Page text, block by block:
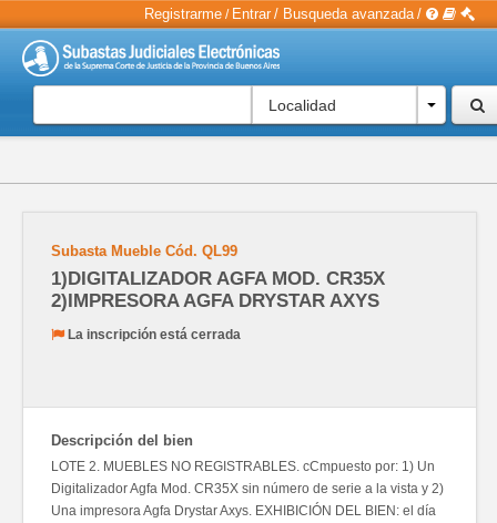
Registrarme / Entrar / Busqueda avanzada /
Localidad
Subasta Mueble Cód. QL99
1)DIGITALIZADOR AGFA MOD. CR35X
2)IMPRESORA AGFA DRYSTAR AXYS
La inscripción está cerrada
Descripción del bien
LOTE 2. MUEBLES NO REGISTRABLES. cCmpuesto por: 1) Un
Digitalizador Agfa Mod. CR35X sin número de serie a la vista y 2)
Una impresora Agfa Drystar Axys. EXHIBICIÓN DEL BIEN: el día